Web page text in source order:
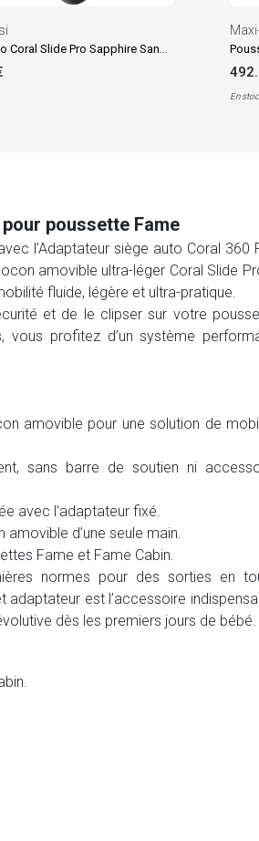
En
poussette Fame
l’Adaptateur siège auto Coral 360
amovible ultra-léger Coral Slide
fluide, légère et ultra-pratique.
et de le clipser sur votre
vous profitez d’un système
amovible pour une solution de
sans barre de soutien ni
avec l’adaptateur fixé.
amovible d’une seule main.
Fame et Fame Cabin.
normes pour des sorties en
est l’accessoire
dès les premiers jours de bébé.